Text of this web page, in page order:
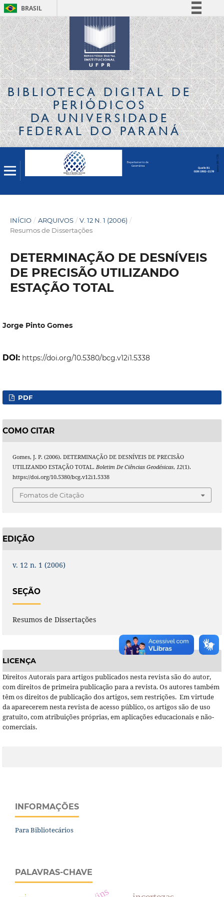
BRASIL
Simplifique!
Comunica BR
Participe
Acesso à informação
Legislação
Canais
BIBLIOTECA DIGITALDE
PERIÓDICOS
DA UNIVERSIDADE
FEDERAL DO PARANÁ
INÍCIO / ARQUIVOS / V. 12 N. 1 (2006) /
Resumos de Dissertações
DETERMINAÇÃO DE DESNÍVEIS
DE PRECISÃO UTILIZANDO
ESTAÇÃO TOTAL
Jorge Pinto Gomes
DOI: https://doi.org/10.5380/bcg.v12i1.5338
PDF
COMO CITAR
Gomes, J. P. (2006). DETERMINAÇÃO DE DESNÍVEIS DE PRECISÃO
UTILIZANDO ESTAÇÃO TOTAL. Boletim De Ciências Geodésicas, 12(1).
https://doi.org/10.5380/bcg.v12i1.5338
Fomatos de Citação
EDIÇÃO
v. 12 n. 1 (2006)
SEÇÃO
Resumos de Dissertações
LICENÇA
Direitos Autorais para artigos publicados nesta revista são do autor,
com direitos de primeira publicação para a revista. Os autores também
têm os direitos de publicação dos artigos, sem restrições. Em virtude
da aparecerem nesta revista de acesso público, os artigos são de uso
gratuito, com atribuições próprias, em aplicações educacionais e não-
comerciais.
INFORMAÇÕES
Para Bibliotecários
PALAVRAS-CHAVE